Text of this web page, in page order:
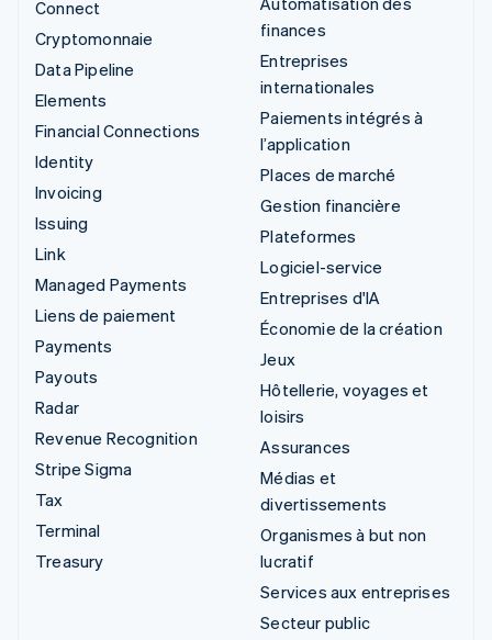
Connect
Cryptomonnaie
Data Pipeline
Elements
Financial Connections
Identity
Invoicing
Issuing
Link
Managed Payments
Liens de paiement
Payments
Payouts
Radar
Revenue Recognition
Stripe Sigma
Tax
Terminal
Treasury
finances
Entreprises
internationales
Paiements intégrés à
l’application
Places de marché
Gestion financière
Plateformes
Logiciel-service
Entreprises d'IA
Économie de la création
Jeux
Hôtellerie, voyages et
loisirs
Assurances
Médias et
divertissements
Organismes à but non
lucratif
Services aux entreprises
Secteur public